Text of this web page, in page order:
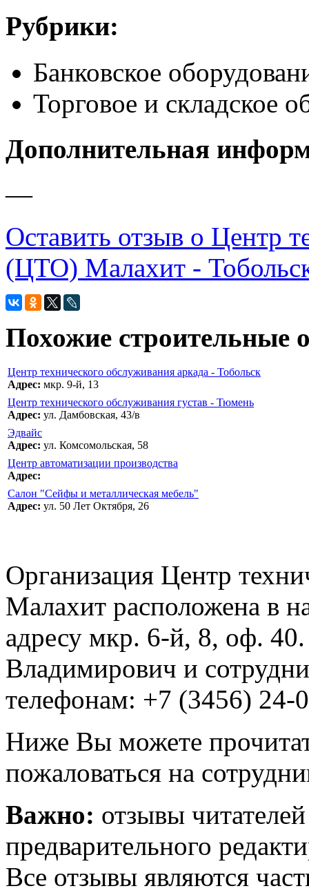
Рубрики:
Банковское
Торговое и складское
Дополнительная
—
Оставить отзыв о Центр
(ЦТО) Малахит -
Похожие строительные
Центр технического обслуживания аркада - Тобольск
Адрес: мкр. 9-й, 13
Центр технического обслуживания густав - Тюмень
Адрес: ул. Дамбовская, 43/в
Эдвайс
Адрес: ул. Комсомольская, 58
Центр автоматизации производства
Адрес:
Салон "Сейфы и металлическая мебель"
Адрес: ул. 50 Лет Октября, 26
Организация Центр
Малахит расположена в
адресу мкр. 6-й, 8, оф.
Владимирович и
телефонам: +7 (3456) 24-
Ниже Вы можете
пожаловаться на
Важно: отзывы
предварительного
Все отзывы являются